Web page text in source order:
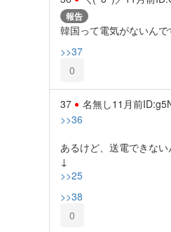
報告
韓国って電気がないんで
>>37
0
37 名無し11月前
>>36
あるけど、送電できない
↓
>>25
>>38
0